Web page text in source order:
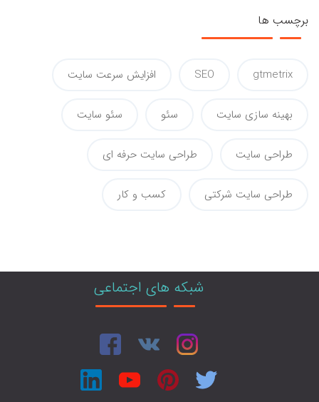
برچسب ها
gtmetrix
SEO افزایش سرعت سایت
بهینه سازی سایت سئو سئو سایت
طراحی سایت طراحی سایت حرفه ای
طراحی سایت شرکتی کسب و کار
شبکه های اجتماعی